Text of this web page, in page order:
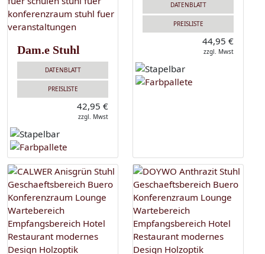
Dam.e Stuhl
DATENBLATT
PREISLISTE
42,95 €
zzgl. Mwst
DATENBLATT
PREISLISTE
44,95 €
zzgl. Mwst